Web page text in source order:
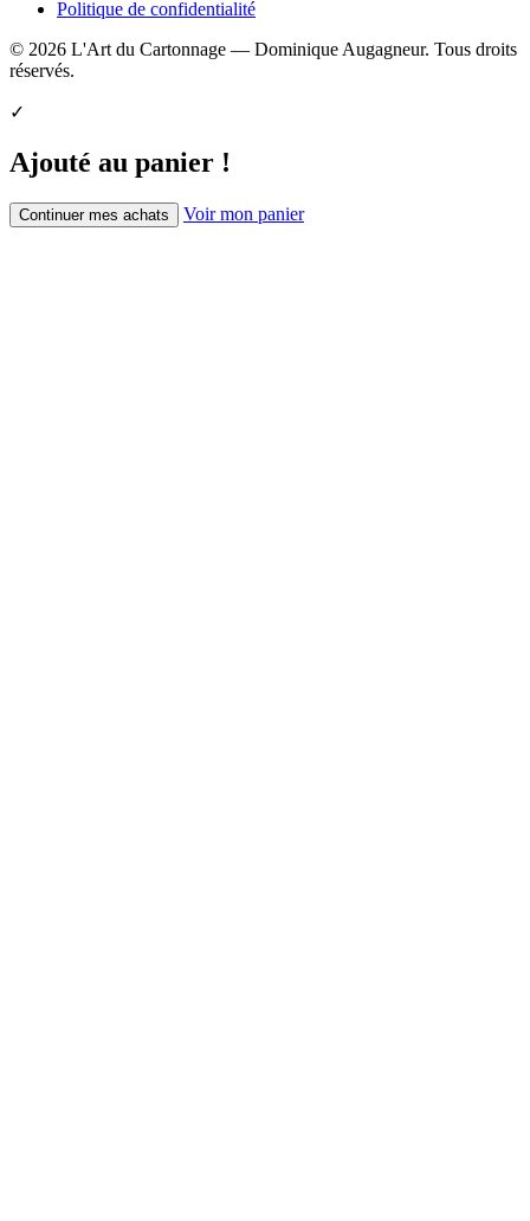
Politique de confidentialité
© 2026 L'Art du Cartonnage — Dominique Augagneur. Tous droits
réservés.
✓
Ajouté au panier !
Continuer mes achats Voir mon panier